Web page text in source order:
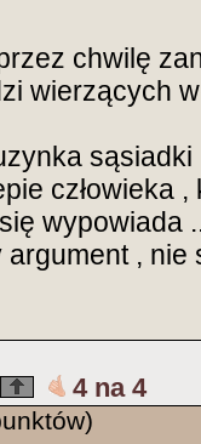
chwilę
wierzących
człowieka
wypowiada
argument , nie
4 na 4